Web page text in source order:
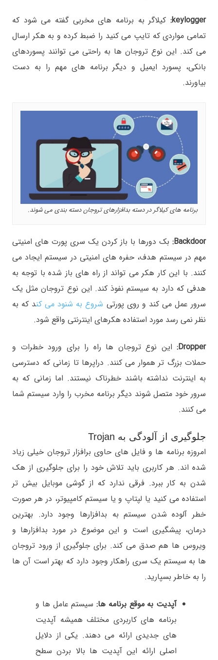
keylogger: کیلاگر به برنامه های مخربی گفته می شود که
تمامی مواردی که تایپ می کنید را ضبط کرده و به هکر ارسال
می کند. این نوع تروجان ها به راحتی می توانند پسوردهای
بانکی، پسورد ایمیل و دیگر برنامه های مهم را به دست
بیاورند.
برنامه های کیلاگر در دسته بدافزارهای تروجان دسته بندی می شوند.
Backdoor: بک دورها با باز کردن یک سری پورت های امنیتی
مهم در سیستم هدف، حفره های امنیتی در سیستم ایجاد می
کنند. با این کار هکر می تواند از راه های باز شده با توجه به
هدفی که دارد به سیستم نفوذ کند. این نوع تروجان‏ مثل یک
سرور عمل می‏ کند و روی پورتی شروع به شنود می‏ کند که به
نظر نمی ‎رسد مورد استفاده هکرهای اینترنتی واقع شود.
Dropper: این نوع تروجان ها راه را برای ورود خطرات و
حملات بزرگ تر هموار می کنند. دراپرها تا زمانی که دسترسی
به اینترنت نداشته باشند خطرناک نیستند. اما زمانی که به
سرور خود متصل شوند دیگر برنامه مخرب را وارد سیستم شما
می کنند.
جلوگیری از آلودگی به Trojan
امروزه برنامه ها و فایل های حاوی برافزار تروجان خیلی زیاد
شده اند. هر کاربری باید تلاش خود را برای جلوگیری از هک
شدن به کار ببرد. فرقی ندارد که از گوشی موبایل بیش تر
استفاده می کنید یا لپتاپ و یا سیستم کامپیوتر، در هر صورت
خطر آلوده شدن سیستم به بدافزارها وجود دارد. بهترین
درمان، پیشگیری است و این موضوع در مورد بدافزارها و
ویروس ها هم صدق می کند. برای جلوگیری از ورود تروجان
ها به سیستم یک سری راهکار وجود دارد که بهتر است آن ها
را به خاطر بسپارید.
آپدیت به موقع برنامه ها: سیستم عامل ها و
برنامه های کاربردی مختلف همیشه آپدیت
های جدیدی ارائه می دهند. یکی از دلایل
اصلی ارائه این آپدیت ها بالا بردن سطح